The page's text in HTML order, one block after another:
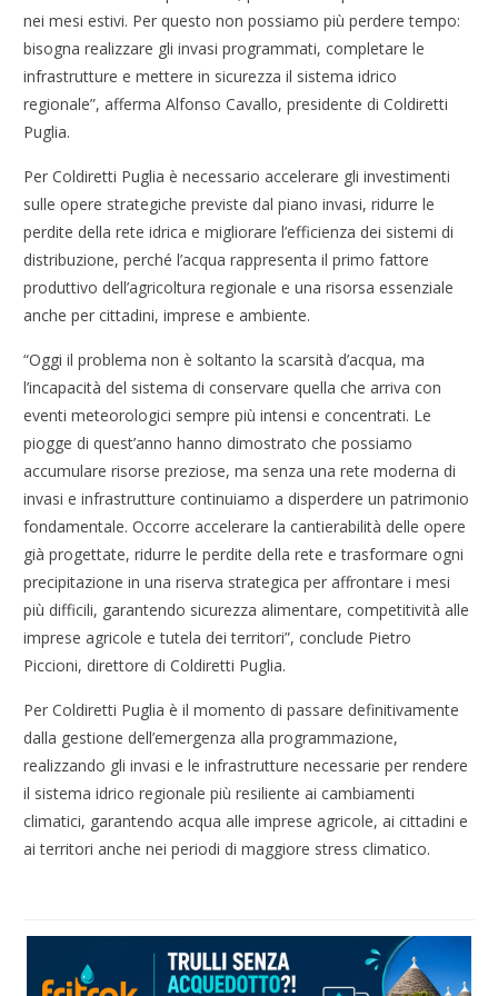
nei mesi estivi. Per questo non possiamo più perdere tempo:
bisogna realizzare gli invasi programmati, completare le
infrastrutture e mettere in sicurezza il sistema idrico
regionale”, afferma Alfonso Cavallo, presidente di Coldiretti
Puglia.
Per Coldiretti Puglia è necessario accelerare gli investimenti
sulle opere strategiche previste dal piano invasi, ridurre le
perdite della rete idrica e migliorare l’efficienza dei sistemi di
distribuzione, perché l’acqua rappresenta il primo fattore
produttivo dell’agricoltura regionale e una risorsa essenziale
anche per cittadini, imprese e ambiente.
“Oggi il problema non è soltanto la scarsità d’acqua, ma
l’incapacità del sistema di conservare quella che arriva con
eventi meteorologici sempre più intensi e concentrati. Le
piogge di quest’anno hanno dimostrato che possiamo
accumulare risorse preziose, ma senza una rete moderna di
invasi e infrastrutture continuiamo a disperdere un patrimonio
fondamentale. Occorre accelerare la cantierabilità delle opere
già progettate, ridurre le perdite della rete e trasformare ogni
precipitazione in una riserva strategica per affrontare i mesi
più difficili, garantendo sicurezza alimentare, competitività alle
imprese agricole e tutela dei territori”, conclude Pietro
Piccioni, direttore di Coldiretti Puglia.
Per Coldiretti Puglia è il momento di passare definitivamente
dalla gestione dell’emergenza alla programmazione,
realizzando gli invasi e le infrastrutture necessarie per rendere
il sistema idrico regionale più resiliente ai cambiamenti
climatici, garantendo acqua alle imprese agricole, ai cittadini e
ai territori anche nei periodi di maggiore stress climatico.